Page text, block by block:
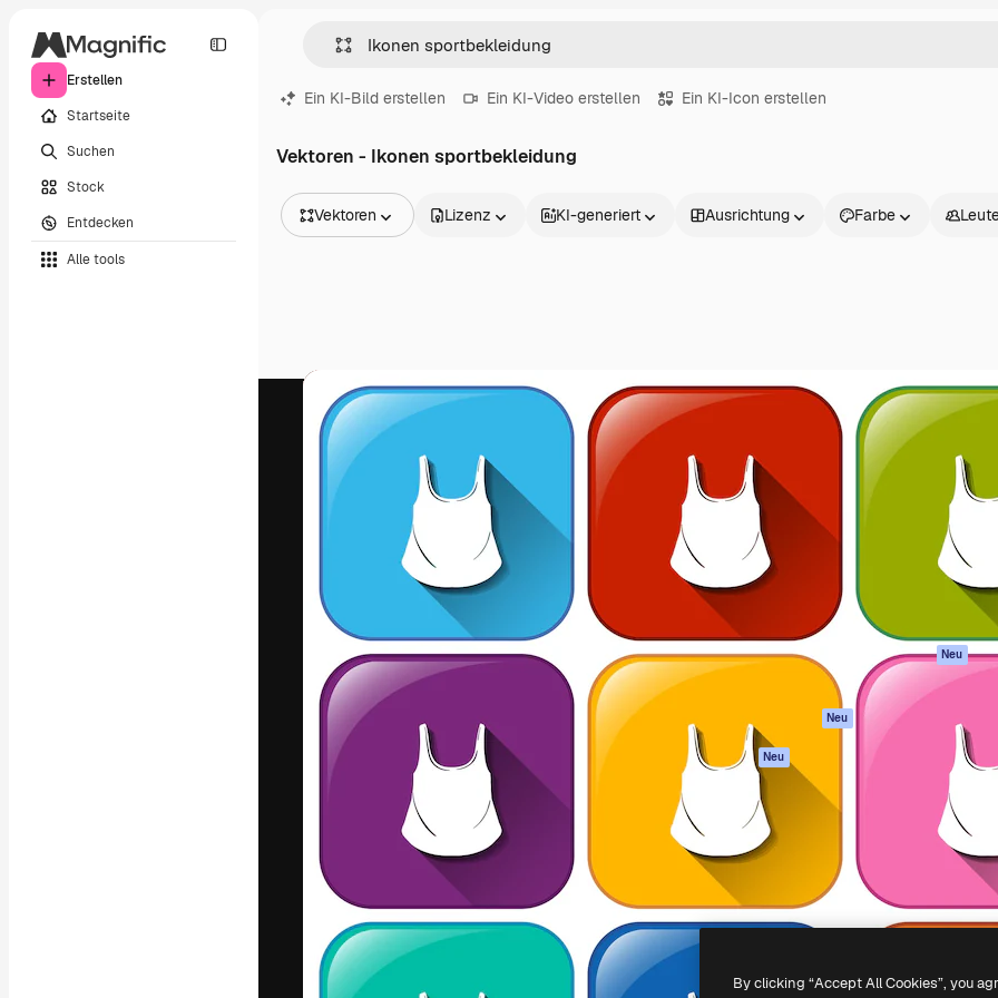
Erstellen
Startseite
Suchen
Stock
Entdecken
Alle tools
Ein KI-Bild erstellen Ein KI-Video erstellen Ein KI-Icon erstellen
Vektoren - Ikonen sportbekleidung
Vektoren
Videos
Filmmaterial
Motion Graphics
Videovorlagen
3D-Modelle
Schriftarten
Lizenz KI-generiert Ausrichtung Farbe
Die kreative Plattform, um deine beste
Arbeit zu verwirklichen. Mehr als 1 Million
Abonnenten unter Kreativen, Unternehmen,
Agenturen und Studios.
Deutsch
Produkte
KI-Assistent
KI-Bildgenerator
KI-Videogenerator
Stimmengenerator
Stock-Inhalte
Claude/ChatGPT
Neu
Agenten Neu
Mobile App
Alle Magnific-Tools
Loslegen
Dokumentation
Originale Neu
Cookie-Richtlinie
Vertrauenszentrum
Partner
Unternehmen
Copyright © 2010-2026Freepik Company S.L.U.Alle Rechte vorbehalten
By clicking “Accept All Cookies”, you